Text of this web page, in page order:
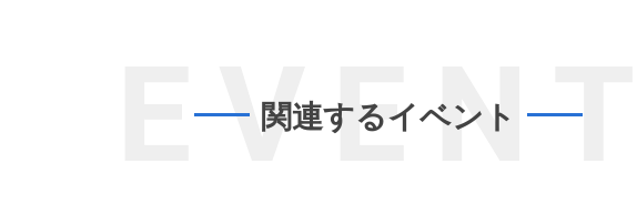
関連するイベント